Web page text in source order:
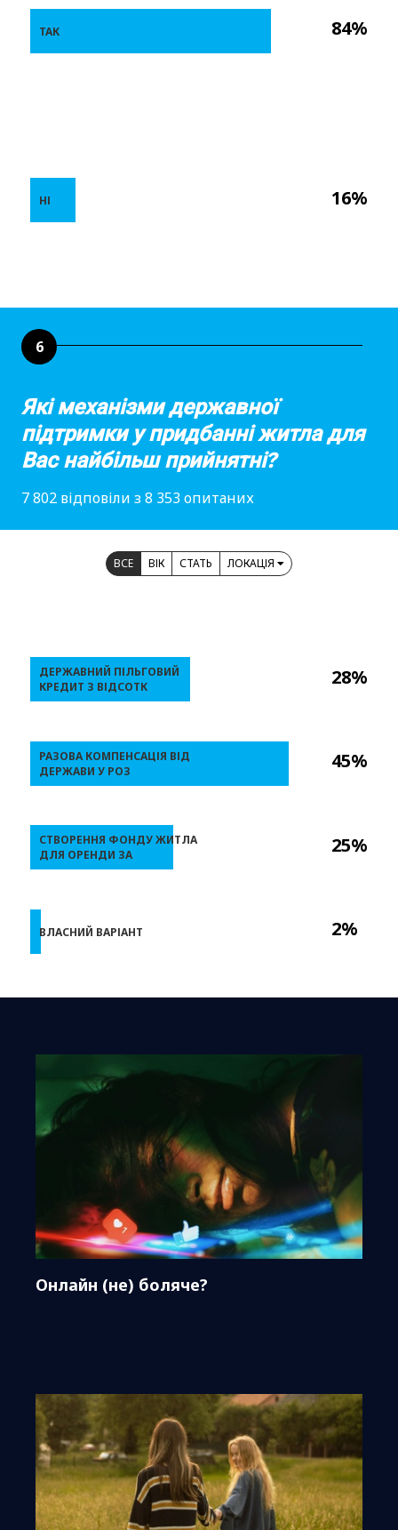
84%
16%
ТАК
НІ
6
Які механізми державної
підтримки у придбанні житла для
Вас найбільш прийнятні?
7 802 відповіли з 8 353 опитаних
ВСЕ ВІК СТАТЬ ЛОКАЦІЯ
28%
45%
25%
2%
ДЕРЖАВНИЙ ПІЛЬГОВИЙ
КРЕДИТ З ВІДСОТК
РАЗОВА КОМПЕНСАЦІЯ ВІД
ДЕРЖАВИ У РОЗ
СТВОРЕННЯ ФОНДУ ЖИТЛА
ДЛЯ ОРЕНДИ ЗА
ВЛАСНИЙ ВАРІАНТ
Онлайн (не) боляче?